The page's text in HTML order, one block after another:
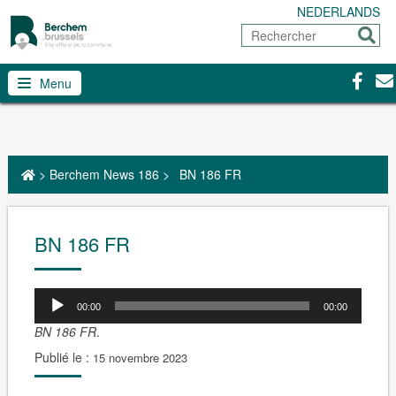
NEDERLANDS
Rechercher
Menu
> Berchem News 186> BN 186 FR
BN 186 FR
00:00 00:00
BN 186 FR.
Publié le : 15 novembre 2023